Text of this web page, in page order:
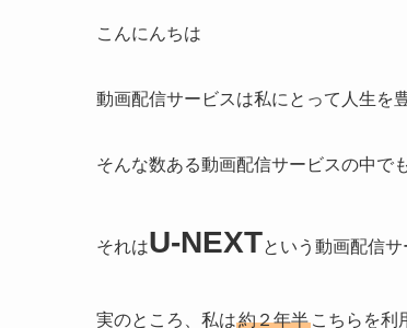
こんにんちは
動画配信サービスは私にとって人生を
そんな数ある動画配信サービスの中で
それはU-NEXTという動画配信
実のところ、私は約２年半 こちらを利